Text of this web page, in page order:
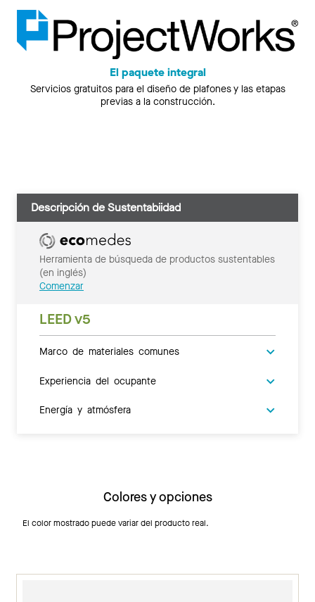
El paquete integral
Servicios gratuitos para el diseño de plafones y las etapas
previas a la construcción.
Descripción de Sustentabiidad
Herramienta de búsqueda de productos sustentables
(en inglés)
Comenzar
LEED v5
Marco de materiales comunes
Experiencia del ocupante
Energía y atmósfera
Colores y opciones
El color mostrado puede variar del producto real.